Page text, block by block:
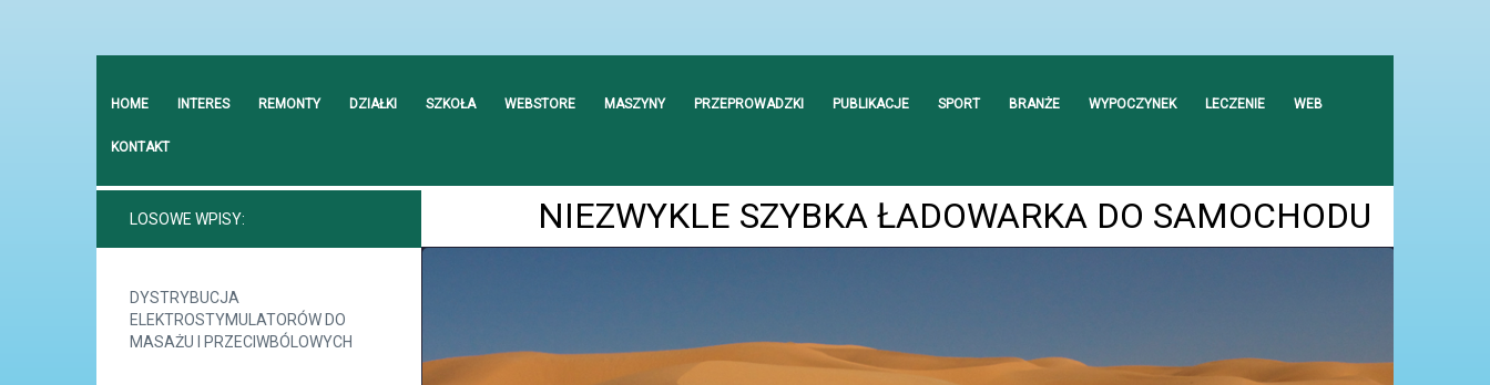
HOME INTERES REMONTY DZIAŁKI SZKOŁA WEBSTORE MASZYNY PRZEPROWADZKI PUBLIKACJE SPORT BRANŻE WYPOCZYNEK LECZENIE WEB
KONTAKT
NIEZWYKLE SZYBKA ŁADOWARKA DO SAMOCHODU
LOSOWE WPISY:
DYSTRYBUCJA
ELEKTROSTYMULATORÓW DO
MASAŻU I PRZECIWBÓLOWYCH